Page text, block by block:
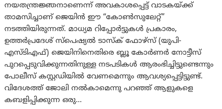
നയതന്ത്രജ്ഞനാണെന്ന് അവകാശപ്പെട്ട് വാടകയ്ക്ക്
താമസിച്ചാണ് ജെയിൻ ഈ “കോൺസുലേറ്റ്”
നടത്തിയിരുന്നത്. മാധ്യമ റിപ്പോർട്ടുകൾ പ്രകാരം,
ഉത്തർപ്രദേശ് സ്പെഷ്യൽ ടാസ്‌ക് ഫോഴ്‌സ് (യുപി-
എസ്ടിഎഫ്) ജെയിനിനെതിരെ ബ്ലൂ കോർണർ നോട്ടീസ്
പുറപ്പെടുവിക്കുന്നതിനുള്ള നടപടികൾ ആരംഭിച്ചിട്ടുണ്ടെന്നും
പോലീസ് കസ്റ്റഡിയിൽ വേണമെന്നും ആവശ്യപ്പെട്ടിട്ടുണ്ട്.
വിദേശത്ത് ജോലി നൽകാമെന്നു പറഞ്ഞ് ആളുകളെ
കബളിപ്പിക്കുന്ന ഒരു…